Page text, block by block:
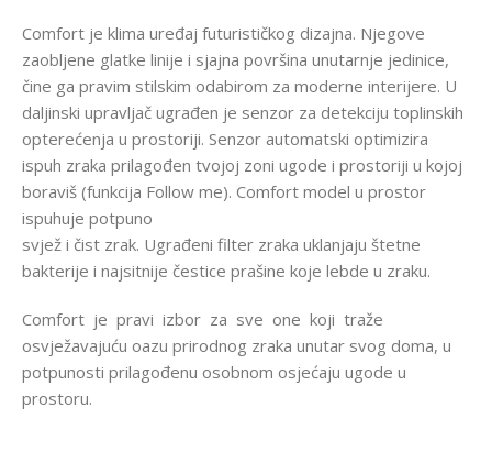
Comfort je klima uređaj futurističkog dizajna. Njegove
zaobljene glatke linije i sjajna površina unutarnje jedinice,
čine ga pravim stilskim odabirom za moderne interijere. U
daljinski upravljač ugrađen je senzor za detekciju toplinskih
opterećenja u prostoriji. Senzor automatski optimizira
ispuh zraka prilagođen tvojoj zoni ugode i prostoriji u kojoj
boraviš (funkcija Follow me). Comfort model u prostor
ispuhuje potpuno
svjež i čist zrak. Ugrađeni filter zraka uklanjaju štetne
bakterije i najsitnije čestice prašine koje lebde u zraku.
Comfort je pravi izbor za sve one koji traže
osvježavajuću oazu prirodnog zraka unutar svog doma, u
potpunosti prilagođenu osobnom osjećaju ugode u
prostoru.